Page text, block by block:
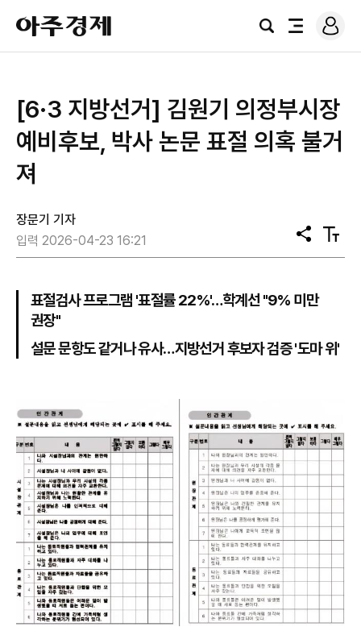
아
주
경
검
전
로
그
[6·3 지방선거] 김원기 의정부시장
예비후보, 박사 논문 표절 의혹 불거
져
장문기 기자
입력 2026-04-23 16:21
공
유
텍
스
표절검사 프로그램 '표절률 22%'…학계선 "9% 미만
권장"
설문 문항도 같거나 유사…지방선거 후보자 검증 '도마 위'